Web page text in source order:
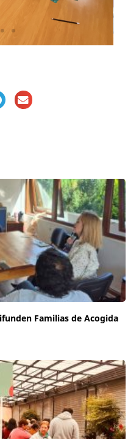
Familias de Acogida